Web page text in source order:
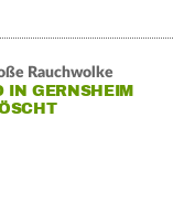
Rauchwolke
GERNSHEIM E